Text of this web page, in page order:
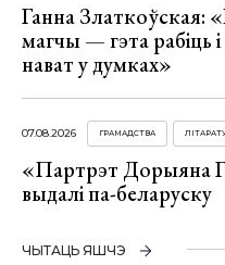
Ганна Златкоўская:
магчы — гэта рабіць
нават у думках»
07.08.2026 ГРАМАДСТВА
«Партрэт Дорыяна
выдалі па-беларуску
ЧЫТАЦЬ ЯШЧЭ